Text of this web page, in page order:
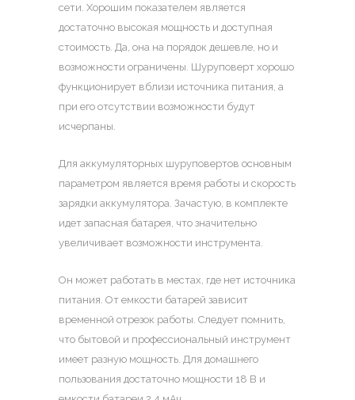
сети. Хорошим показателем является
достаточно высокая мощность и доступная
стоимость. Да, она на порядок дешевле, но и
возможности ограничены. Шуруповерт хорошо
функционирует вблизи источника питания, а
при его отсутствии возможности будут
исчерпаны.
Для аккумуляторных шуруповертов основным
параметром является время работы и скорость
зарядки аккумулятора. Зачастую, в комплекте
идет запасная батарея, что значительно
увеличивает возможности инструмента.
Он может работать в местах, где нет источника
питания. От емкости батарей зависит
временной отрезок работы. Следует помнить,
что бытовой и профессиональный инструмент
имеет разную мощность. Для домашнего
пользования достаточно мощности 18 В и